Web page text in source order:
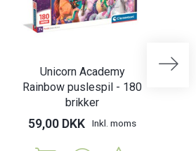
Unicorn Academy
Rainbow puslespil - 180
brikker
59,00 DKK Inkl. moms